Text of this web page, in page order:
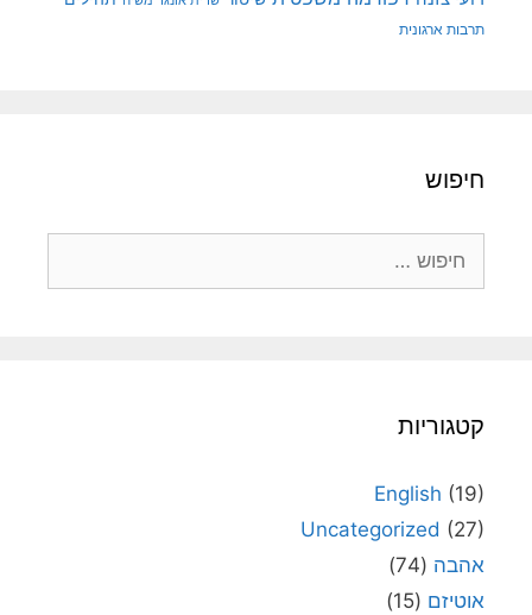
תרבות ארגונית
חיפוש
קטגוריות
English (19)
Uncategorized (27)
אהבה (74)
אוטיזם (15)